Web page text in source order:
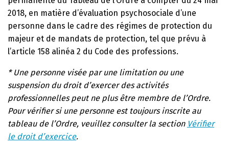
2018, en matière d’évaluation psychosociale d’une
personne dans le cadre des régimes de protection du
majeur et de mandats de protection, tel que prévu à
l’article 158 alinéa 2 du Code des professions.
* Une personne visée par une limitation ou une
suspension du droit d’exercer des activités
professionnelles peut ne plus être membre de l’Ordre.
Pour vérifier si une personne est toujours inscrite au
tableau de l’Ordre, veuillez consulter la section Vérifier
le droit d’exercice.